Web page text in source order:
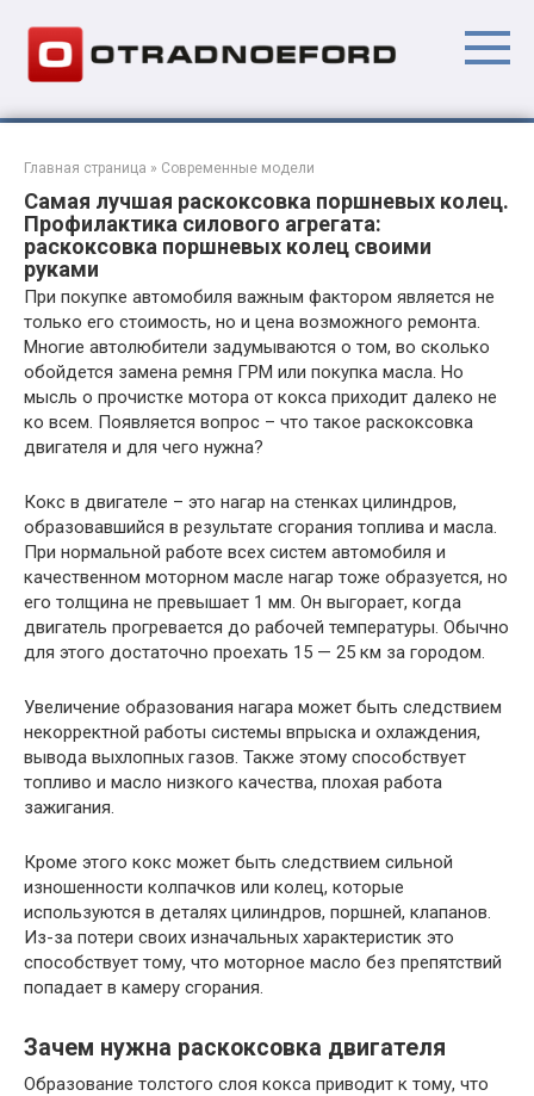
контенту
Главная страница » Современные модели
Самая лучшая раскоксовка поршневых колец.
Профилактика силового агрегата:
раскоксовка поршневых колец своими
руками
При покупке автомобиля важным фактором является не
только его стоимость, но и цена возможного ремонта.
Многие автолюбители задумываются о том, во сколько
обойдется замена ремня ГРМ или покупка масла. Но
мысль о прочистке мотора от кокса приходит далеко не
ко всем. Появляется вопрос – что такое раскоксовка
двигателя и для чего нужна?
Кокс в двигателе – это нагар на стенках цилиндров,
образовавшийся в результате сгорания топлива и масла.
При нормальной работе всех систем автомобиля и
качественном моторном масле нагар тоже образуется, но
его толщина не превышает 1 мм. Он выгорает, когда
двигатель прогревается до рабочей температуры. Обычно
для этого достаточно проехать 15 — 25 км за городом.
Увеличение образования нагара может быть следствием
некорректной работы системы впрыска и охлаждения,
вывода выхлопных газов. Также этому способствует
топливо и масло низкого качества, плохая работа
зажигания.
Кроме этого кокс может быть следствием сильной
изношенности колпачков или колец, которые
используются в деталях цилиндров, поршней, клапанов.
Из-за потери своих изначальных характеристик это
способствует тому, что моторное масло без препятствий
попадает в камеру сгорания.
Зачем нужна раскоксовка двигателя
Образование толстого слоя кокса приводит к тому, что